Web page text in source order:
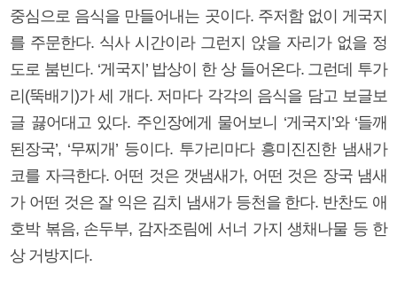
중심으로 음식을 만들어내는 곳이다. 주저함 없이 게국지
를 주문한다. 식사 시간이라 그런지 앉을 자리가 없을 정
도로 붐빈다. ‘게국지’ 밥상이 한 상 들어온다. 그런데 투가
리(뚝배기)가 세 개다. 저마다 각각의 음식을 담고 보글보
글 끓어대고 있다. 주인장에게 물어보니 ‘게국지’와 ‘들깨
된장국’, ‘무찌개’ 등이다. 투가리마다 흥미진진한 냄새가
코를 자극한다. 어떤 것은 갯냄새가, 어떤 것은 장국 냄새
가 어떤 것은 잘 익은 김치 냄새가 등천을 한다. 반찬도 애
호박 볶음, 손두부, 감자조림에 서너 가지 생채나물 등 한
상 거방지다.